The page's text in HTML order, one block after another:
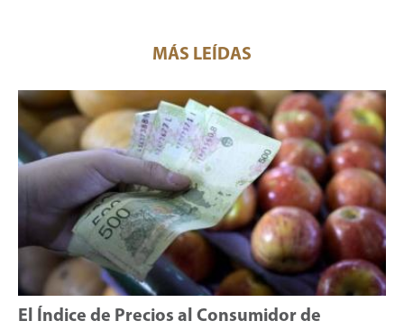
MÁS LEÍDAS
El Índice de Precios al Consumidor de